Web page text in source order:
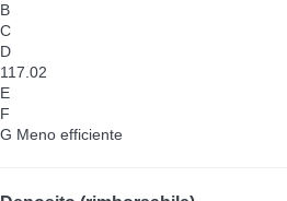
B
C
D
117.02
E
F
G Meno efficiente